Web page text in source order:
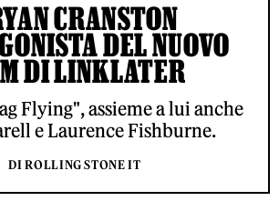
CRANSTON
DEL NUOVO
DI LINKLATER
Flying", assieme a lui anche
e Laurence Fishburne.
DI ROLLING STONE IT